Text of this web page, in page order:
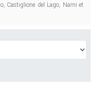
Castiglione del Lago, Narni et